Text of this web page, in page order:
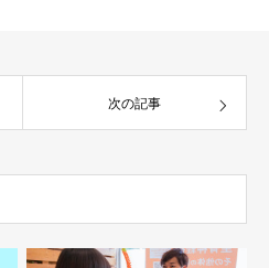
次の記事